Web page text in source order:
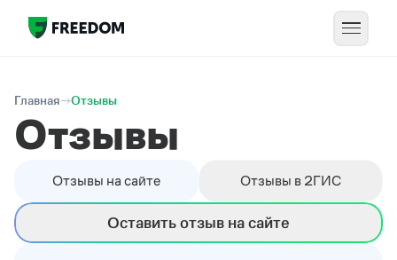
Главная Отзывы
Отзывы
Отзывы на сайте Отзывы в 2ГИС
Оставить отзыв на сайте